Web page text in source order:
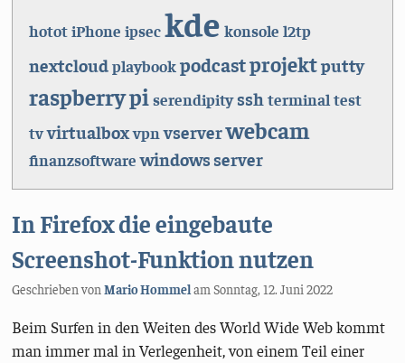
hototiPhone ipseckde konsole l2tp
nextcloudplaybookpodcastprojektputty
raspberry piserendipityssh terminal test
tvvirtualboxvpn vserverwebcam
finanzsoftware windows server
In Firefox die eingebaute
Screenshot-Funktion nutzen
Geschrieben vonMario HommelamSonntag, 12. Juni 2022
Beim Surfen in den Weiten des World Wide Web kommt
man immer mal in Verlegenheit, von einem Teil einer